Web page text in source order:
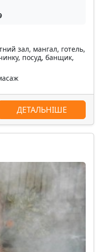
зал, мангал, готель,
посуд, банщик,
ДЕТАЛЬНІШЕ